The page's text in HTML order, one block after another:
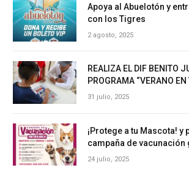
Apoya al Abuelotón y
con los Tigres
2 agosto, 2025
REALIZA EL DIF BENITO
PROGRAMA “VERANO EN
31 julio, 2025
¡Protege a tu Mascota! y
campaña de vacunación
24 julio, 2025